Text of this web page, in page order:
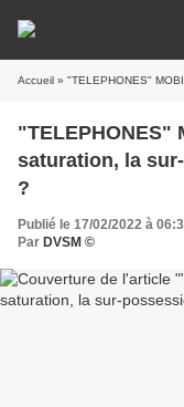
Accueil » "TELEPHONES"
"TELEPHONES"
saturation, la
?
Publié le 17/02/2022 à
Par DVSM ©